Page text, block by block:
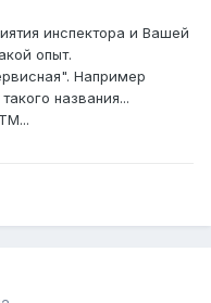
инспектора и Вашей
опыт.
Например
названия...